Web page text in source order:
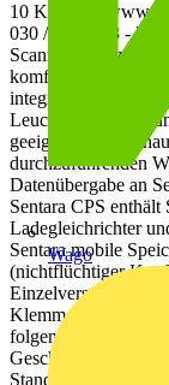
Wago
10 Kaufel ››
030 / 70 17 33 - 300
Scanneraufsatz
komfortablen
integrier- ten
Leuchten adresse
geeignet zur
durchzuführenden
Datenübergabe an
Sentara CPS
Ladegleichrichter
Sentara mobile
(nichtflüchtiger
Einzelversorgung
Klemmenquerschnitt
folgende
Geschlossene
Standard-